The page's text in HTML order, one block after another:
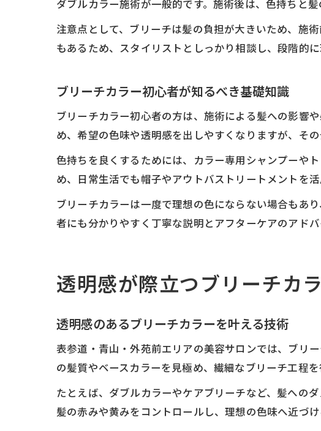
ダブルカラー施術が一般的です。施術後は、色持ちと
注意点として、ブリーチは髪の負担が大きいため、施
もあるため、スタイリストとしっかり相談し、段階的
ブリーチカラー初心者が知るべき基礎知識
ブリーチカラー初心者の方は、施術による髪への影響
め、希望の色味や透明感を出しやすくなりますが、そ
色持ちを良くするためには、カラー専用シャンプーや
め、日常生活でも帽子やアウトバストリートメントを活
ブリーチカラーは一度で理想の色にならない場合もあ
者にも分かりやすく丁寧な説明とアフターケアのアド
透明感が際立つブリーチカ
透明感のあるブリーチカラーを叶える技術
表参道・青山・外苑前エリアの美容サロンでは、ブリ
の髪質やベースカラーを見極め、繊細なブリーチ工程
たとえば、ダブルカラーやケアブリーチなど、髪への
髪の赤みや黄みをコントロールし、理想の色味へ近づけ